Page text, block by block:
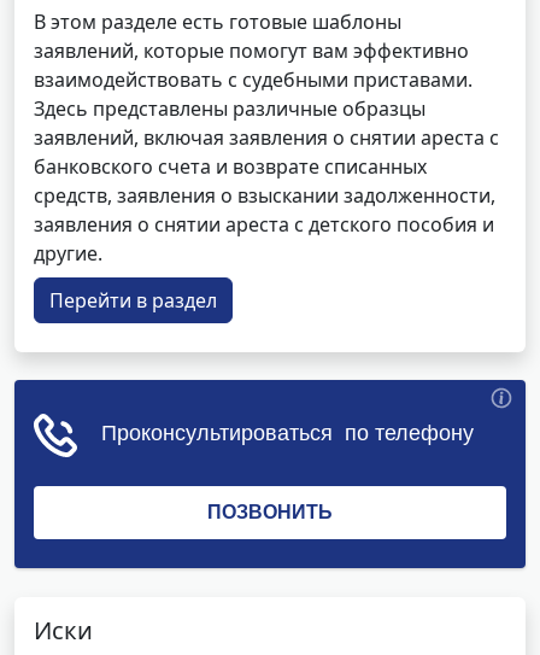
В этом разделе есть готовые шаблоны
заявлений, которые помогут вам эффективно
взаимодействовать с судебными приставами.
Здесь представлены различные образцы
заявлений, включая заявления о снятии ареста с
банковского счета и возврате списанных
средств, заявления о взыскании задолженности,
заявления о снятии ареста с детского пособия и
другие.
Перейти в раздел
Иски